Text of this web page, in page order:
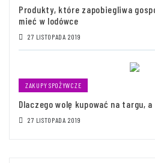
Produkty, które zapobiegliwa
mieć w lodówce
27 LISTOPADA 2019
ZAKUPY SPOŻYWCZE
Dlaczego wolę kupować na targu,
27 LISTOPADA 2019